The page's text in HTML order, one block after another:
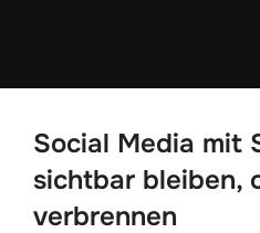
Social Media mit
sichtbar bleiben,
verbrennen